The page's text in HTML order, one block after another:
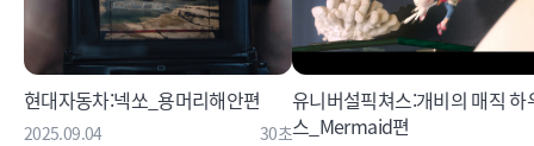
현대자동차:넥쏘_용머리해안편
2025.09.04 30초
유니버설픽쳐스:개비의 매직 하
스_Mermaid편